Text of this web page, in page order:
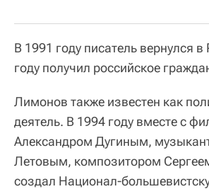
В 1991 году писатель вернулся
году получил российское
Лимонов также известен как
деятель. В 1994 году вместе с
Александром Дугиным,
Летовым, композитором
создал Национал-